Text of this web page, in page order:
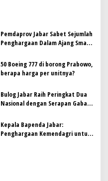
Pemdaprov Jabar Sabet Sejumlah
Penghargaan Dalam Ajang Smart
50 Boeing 777 di borong Prabowo,
berapa harga per unitnya?
Bulog Jabar Raih Peringkat Dua
Nasional dengan Serapan Gabah
Kepala Bapenda Jabar:
Penghargaan Kemendagri untuk